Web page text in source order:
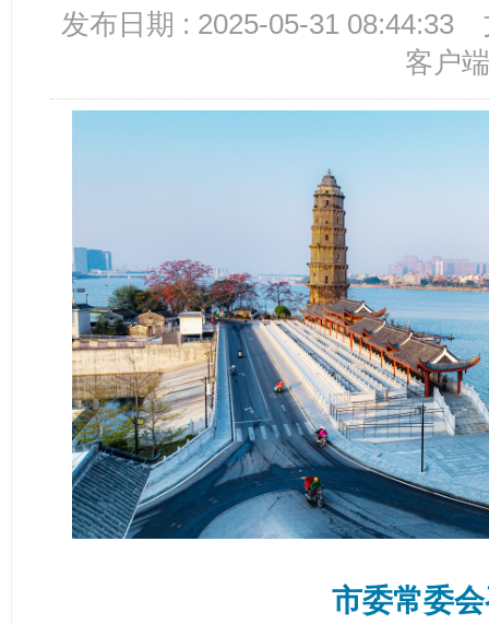
发布日期 : 2025-05-31 08:44:33
客户端
市委常委